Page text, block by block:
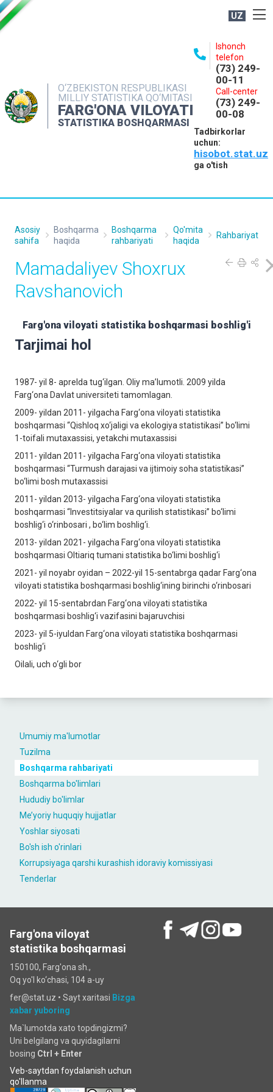
UZ
O‘ZBEKISTON RESPUBLIKASI
MILLIY STATISTIKA QO‘MITASI
FARG'ONA VILOYATI
STATISTIKA BOSHQARMASI
Ishonch
telefon
(73) 249-
00-11
Call-center
(73) 249-
00-08
Tadbirkorlar
uchun:
hisobot.stat.uz
ga o'tish
NASHRLAR
INTERAKTIV XIZMATLAR
MATBUOT XIZMATI
Umumiy ma'lumotlar
Tuzilma
Boshqarma rahbariyati
Boshqarma bo'limlari
Hududiy bo'limlar
Me’yoriy huquqiy hujjatlar
Yoshlar siyosati
Bo'sh ish o'rinlari
Korrupsiyaga qarshi kurashish idoraviy komissiyasi
Tenderlar
Asosiy
sahifa
Boshqarma
haqida
Boshqarma
rahbariyati
Qo'mita
haqida
Rahbariyat
Mamadaliyev Shoxrux
Ravshanovich
Farg'ona viloyati statistika boshqarmasi boshlig'i
Tarjimai hol
1987- yil 8- aprelda tug‘ilgаn. Oliy mа’lumotli. 2009 yilda
Farg‘ona Davlat universiteti tamomlagan.
2009- yildаn 2011- yilgаchа Farg‘ona viloyati statistika
boshqarmasi “Qishloq xo‘jaligi va ekologiya statistikasi” bo‘limi
1-toifali mutaxassisi, yetakchi mutaxassisi
2011- yildаn 2011- yilgаchа Farg‘ona viloyati statistika
boshqarmasi “Turmush darajasi va ijtimoiy soha statistikasi”
bo‘limi bosh mutaxassisi
2011- yildаn 2013- yilgаchа Farg‘ona viloyati statistika
boshqarmasi “Investitsiyalar va qurilish statistikasi” bo‘limi
boshlig‘i o‘rinbosari , bo‘lim boshlig‘i.
2013- yildаn 2021- yilgаchа Farg‘ona viloyati statistika
boshqarmasi Oltiariq tumani statistika bo‘limi boshlig‘i
2021- yil noyabr oyidan – 2022-yil 15-sentabrga qadar Farg‘ona
viloyati statistika boshqarmasi boshlig‘ining birinchi o‘rinbosari
2022- yil 15-sentabrdan Farg‘ona viloyati statistika
boshqarmasi boshlig‘i vazifasini bajaruvchisi
2023- yil 5-iyuldan Farg‘ona viloyati statistika boshqarmasi
boshlig‘i
Oilali, uch o‘gli bor
Farg'ona viloyat
statistika boshqarmasi
150100, Farg'ona sh.,
Oq yo'l ko‘chаsi, 104 a-uy
fer@stat.uz • Sayt xaritasi Bizga
xabar yuboring
Ma`lumotda xato topdingizmi?
Uni belgilang va quyidagilarni
bosing Ctrl + Enter
Veb-saytdan foydalanish uchun
qo'llanma